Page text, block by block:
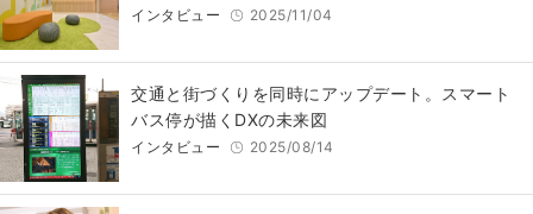
インタビュー 2025/11/04
交通と街づくりを同時にアップデート。スマート
バス停が描くDXの未来図
インタビュー 2025/08/14